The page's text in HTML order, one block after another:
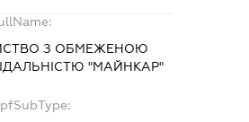
З ОБМЕЖЕНОЮ
"МАЙНКАР"